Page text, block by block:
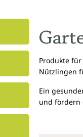
Produkte
Nützlingen
Ein
und fördern